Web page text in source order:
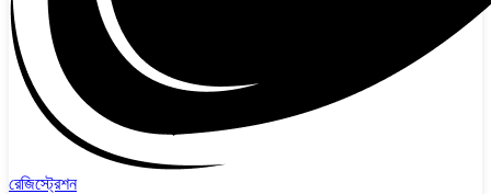
রেজিস্ট্রেশন